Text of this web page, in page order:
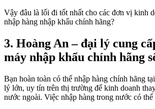
Vậy đâu là lối đi tốt nhất cho các đơn vị kinh
nhập hàng nhập khẩu chính hãng?
3. Hoàng An – đại lý cung
máy nhập khẩu chính hãng
Bạn hoàn toàn có thể nhập hàng chính hãng
lý lớn, uy tín trên thị trường để kinh doanh
nước ngoài. Việc nhập hàng trong nước có thể